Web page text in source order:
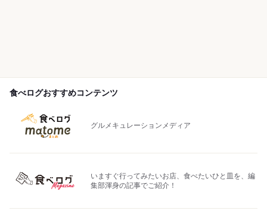
食べログおすすめコンテンツ
グルメキュレーションメディア
いますぐ行ってみたいお店、食べたいひと皿を、編
集部渾身の記事でご紹介！